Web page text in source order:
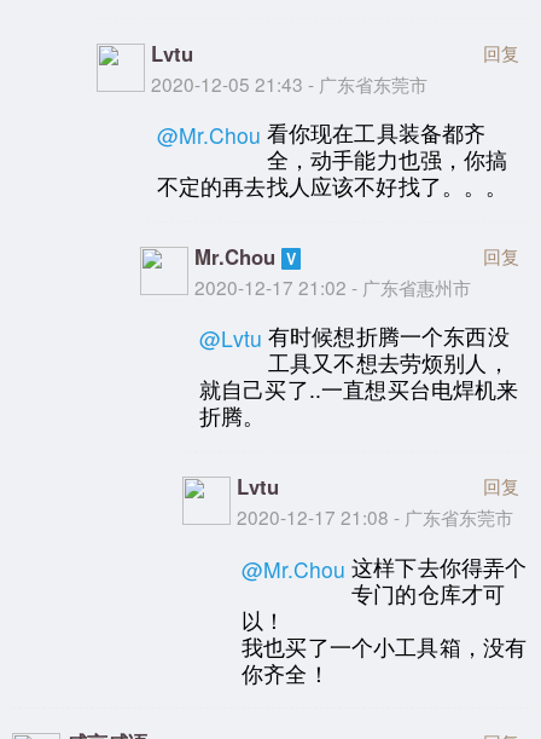
Lvtu
2020-12-05 21:43 - 广东省东莞市
回复
@Mr.Chou 看你现在工具装备都齐
全，动手能力也强，你搞
不定的再去找人应该不好找了。。。
Mr.Chou
2020-12-17 21:02 - 广东省惠州市
回复
@Lvtu 有时候想折腾一个东西没
工具又不想去劳烦别人，
就自己买了..一直想买台电焊机来
折腾。
Lvtu
2020-12-17 21:08 - 广东省东莞市
回复
@Mr.Chou 这样下去你得弄个
专门的仓库才可
以！
我也买了一个小工具箱，没有
你齐全！